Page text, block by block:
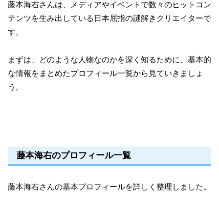
藤本海右さんは、メディアやイベントで数々のヒットコン
テンツを生み出している日本屈指の謎解きクリエイターで
す。
まずは、どのような人物なのかを深く知るために、基本的
な情報をまとめたプロフィール一覧から見ていきましょ
う。
藤本海右のプロフィール一覧
藤本海右さんの基本プロフィールを詳しく整理しました。